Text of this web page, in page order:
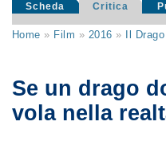
Scheda Critica
Home » Film » 2016 » Il
Se un drago
vola nella